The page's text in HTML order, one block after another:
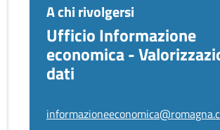
A chi rivolgersi
Ufficio Informazione
economica -
dati